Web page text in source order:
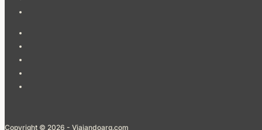
Copyright © 2026 - Viajandoarg.com